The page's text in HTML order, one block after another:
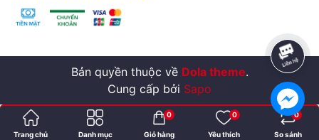
Bản quyền thuộc về Dola theme.
Cung cấp bởi Sapo
Trang chủ Danh mục Giỏ hàng
0
Yêu thích
0
So sánh
0